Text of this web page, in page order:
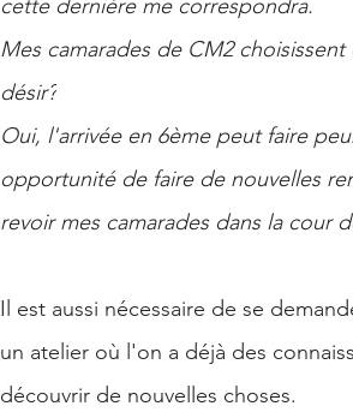
cette dernière me correspondra.
Mes camarades de CM2
désir?
Oui, l'arrivée en 6ème peut faire
opportunité de faire de nouvelles
revoir mes camarades dans la cour
Il est aussi nécessaire de se
un atelier où l'on a déjà des
découvrir de nouvelles choses.